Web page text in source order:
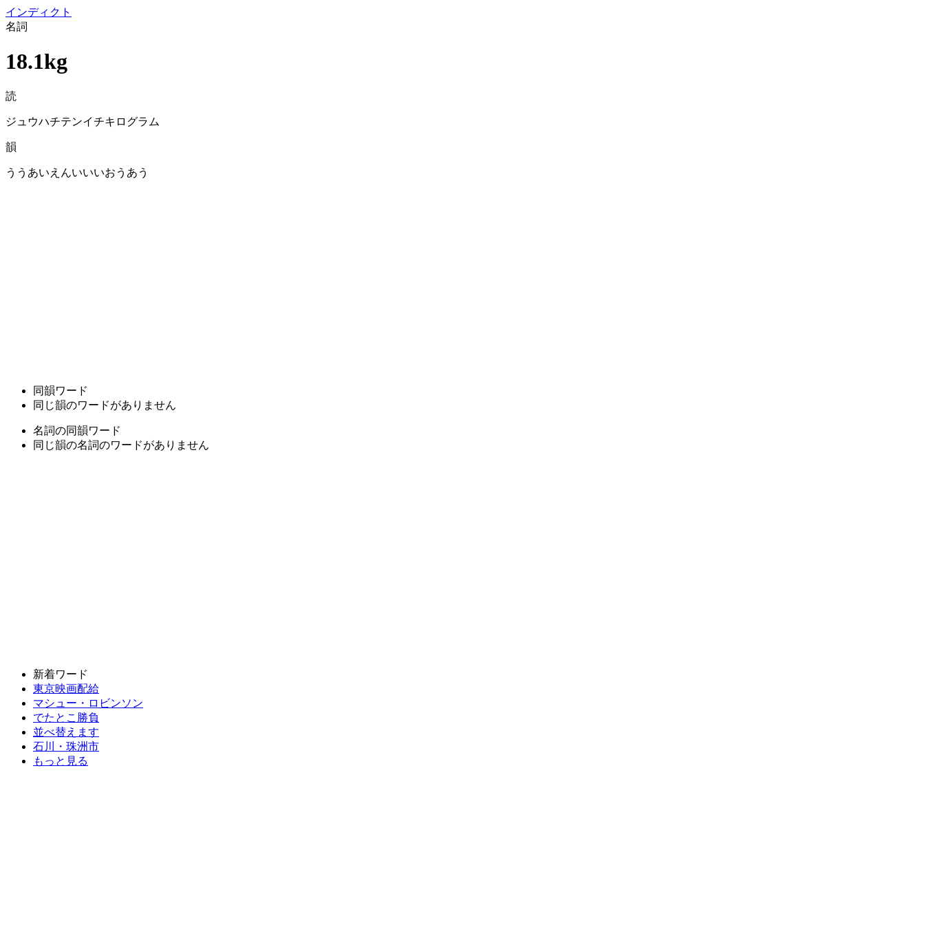
インディクト
名詞
18.1kg
読
ジュウハチテンイチキログラム
韻
ううあいえんいいいおうあう
同韻ワード
同じ韻のワードがありません
名詞の同韻ワード
同じ韻の名詞のワードがありません
新着ワード
東京映画配給
マシュー・ロビンソン
でたとこ勝負
並べ替えます
石川・珠洲市
もっと見る